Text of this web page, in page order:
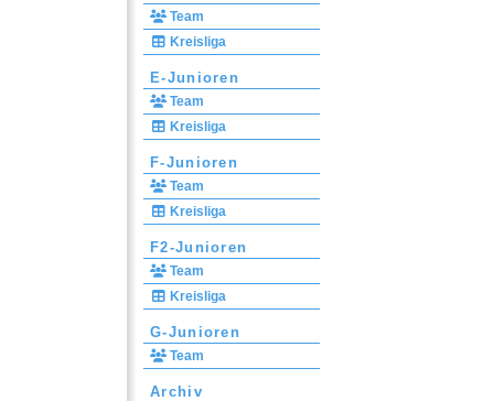
Team
Kreisliga
E-Junioren
Team
Kreisliga
F-Junioren
Team
Kreisliga
F2-Junioren
Team
Kreisliga
G-Junioren
Team
Archiv